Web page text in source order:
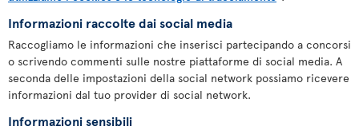
Informazioni raccolte dai social media
Raccogliamo le informazioni che inserisci partecipando a concorsi
o scrivendo commenti sulle nostre piattaforme di social media. A
seconda delle impostazioni della social network possiamo ricevere
informazioni dal tuo provider di social network.
Informazioni sensibili